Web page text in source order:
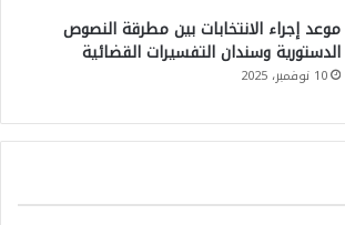
موعد إجراء الانتخابات بين مطرقة النصوص
الدستورية وسندان التفسيرات القضائية
10 نوفمبر، 2025